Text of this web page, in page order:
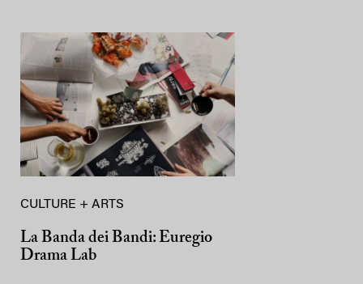
CULTURE + ARTS
La Banda dei Bandi: Euregio
Drama Lab